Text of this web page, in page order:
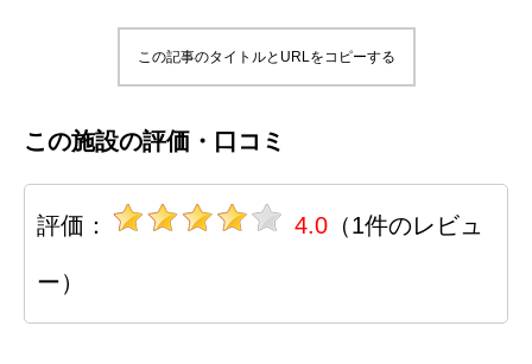
この記事のタイトルとURLをコピーする
この施設の評価・口コミ
評価： 4.0 （1件のレビュ
ー）